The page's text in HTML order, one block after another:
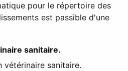
pour le répertoire des
est passible d'une
sanitaire.
vétérinaire sanitaire.